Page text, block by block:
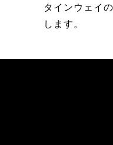
タインウェイ
します。